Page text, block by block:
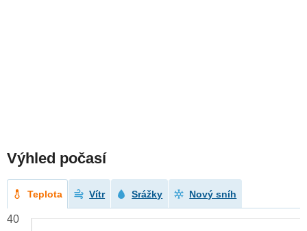
Výhled počasí
Teplota Vítr Srážky Nový sníh
40